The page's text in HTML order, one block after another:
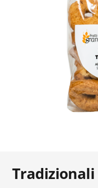
Tradizionali